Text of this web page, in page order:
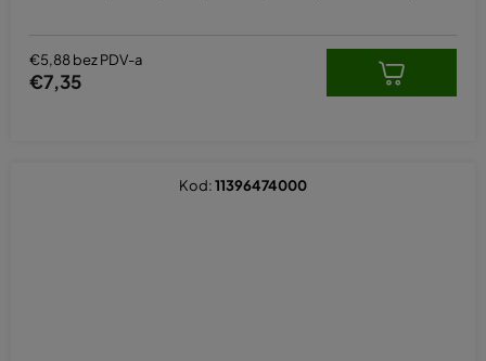
€5,88 bez PDV-a
€7,35
Kod:11396474000